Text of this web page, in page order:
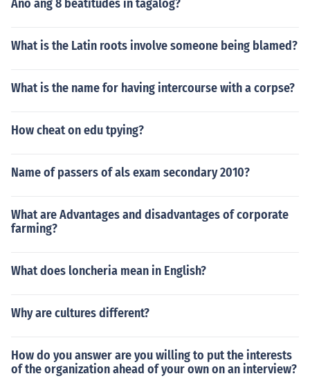
Ano ang 8 beatitudes in tagalog?
What is the Latin roots involve someone being blamed?
What is the name for having intercourse with a corpse?
How cheat on edu tpying?
Name of passers of als exam secondary 2010?
What are Advantages and disadvantages of corporate
farming?
What does loncheria mean in English?
Why are cultures different?
How do you answer are you willing to put the interests
of the organization ahead of your own on an interview?